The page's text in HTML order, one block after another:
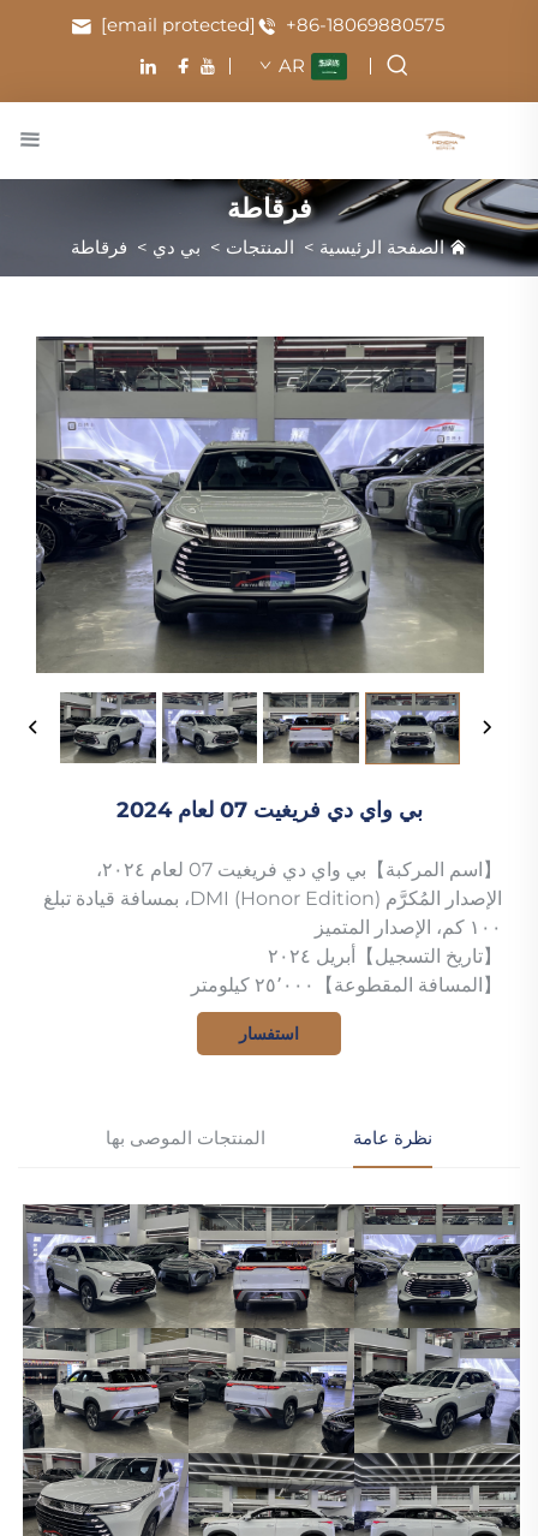
+86-18069880575
[email protected]
AR
فرقاطة
الصفحة الرئيسية > المنتجات > بي دي > فرقاطة
بي واي دي فريغيت 07 لعام 2024
【اسم المركبة】بي واي دي فريغيت 07 لعام ٢٠٢٤،
الإصدار المُكرَّم (Honor Edition) DMI، بمسافة قيادة تبلغ
١٠٠ كم، الإصدار المتميز
【تاريخ التسجيل】أبريل ٢٠٢٤
【المسافة المقطوعة】٢٥٬٠٠٠ كيلومتر
استفسار
نظرة عامة المنتجات الموصى بها